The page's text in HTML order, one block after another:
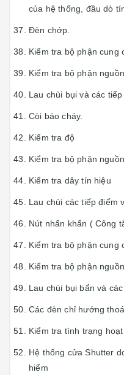
của hệ thống, đầu dò
Đèn chớp.
Kiểm tra bộ phận cung
Kiểm tra bộ phận nguồn.
Lau chùi bụi và các tiếp
Còi báo cháy.
Kiểm tra độ
Kiểm tra bộ phận nguồn
Kiểm tra dây tín hiệu
Lau chùi các tiếp điểm
Nút nhấn khẩn ( Công
Kiểm tra bộ phận cung
Kiểm tra bộ phận nguồn.
Lau chùi bụi bẩn và
Các đèn chỉ hướng
Kiểm tra tình trạng
Hệ thống cửa Shutter
hiểm